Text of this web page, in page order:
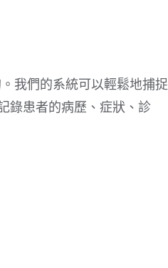
我們的系統可以輕鬆地捕捉
錄患者的病歷、症狀、診